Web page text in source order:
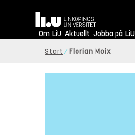
Hem
Om LiU Aktuellt Jobba på LiU
Start Florian Moix